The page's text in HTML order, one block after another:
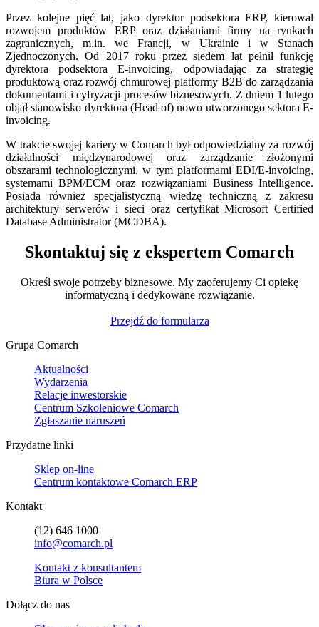
Przez kolejne pięć lat, jako dyrektor podsektora ERP, kierował
rozwojem produktów ERP oraz działaniami firmy na rynkach
zagranicznych, m.in. we Francji, w Ukrainie i w Stanach
Zjednoczonych. Od 2017 roku przez siedem lat pełnił funkcję
dyrektora podsektora E-invoicing, odpowiadając za strategię
produktową oraz rozwój chmurowej platformy B2B do zarządzania
dokumentami i cyfryzacji procesów biznesowych. Z dniem 1 lutego
objął stanowisko dyrektora (Head of) nowo utworzonego sektora E-
invoicing.
W trakcie swojej kariery w Comarch był odpowiedzialny za rozwój
działalności międzynarodowej oraz zarządzanie złożonymi
obszarami technologicznymi, w tym platformami EDI/E-invoicing,
systemami BPM/ECM oraz rozwiązaniami Business Intelligence.
Posiada również specjalistyczną wiedzę techniczną z zakresu
architektury serwerów i sieci oraz certyfikat Microsoft Certified
Database Administrator (MCDBA).
Skontaktuj się z ekspertem Comarch
Określ swoje potrzeby biznesowe. My zaoferujemy Ci opiekę
informatyczną i dedykowane rozwiązanie.
Przejdź do formularza
Grupa Comarch
Aktualności
Wydarzenia
Relacje inwestorskie
Centrum Szkoleniowe Comarch
Zgłaszanie naruszeń
Przydatne linki
Sklep on-line
Centrum kontaktowe Comarch ERP
Kontakt
(12) 646 1000
info@comarch.pl
Kontakt z konsultantem
Biura w Polsce
Dołącz do nas